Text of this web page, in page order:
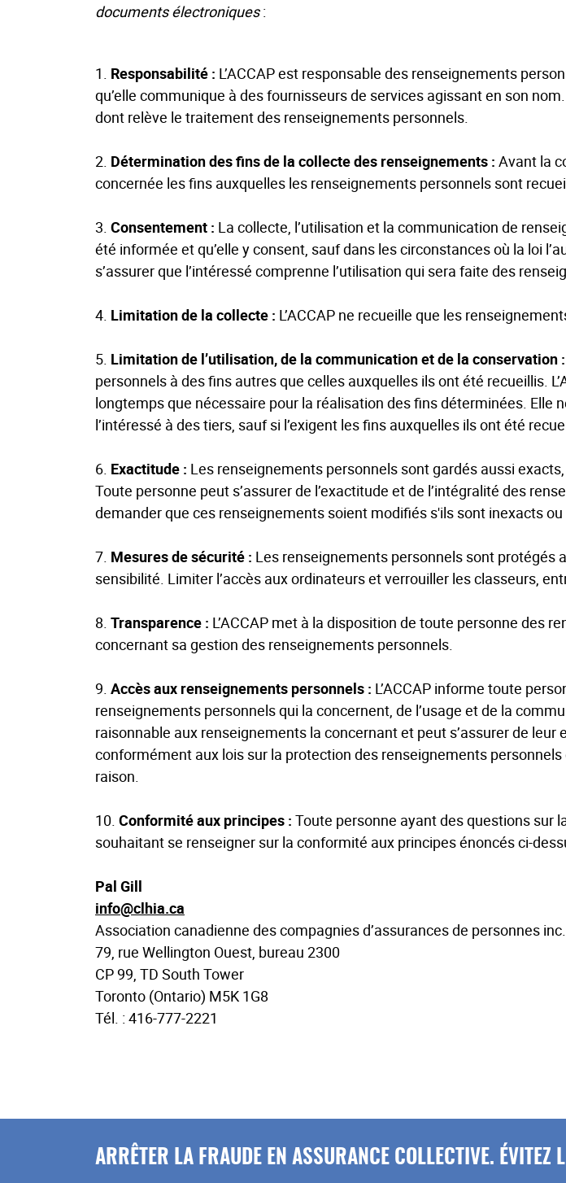
documents électroniques:
1. Responsabilité : L’ACCAP est responsable des renseignements
qu’elle communique à des fournisseurs de services agissant en son
dont relève le traitement des renseignements personnels.
2. Détermination des fins de la collecte des renseignements : Avant la
concernée les fins auxquelles les renseignements personnels sont
3. Consentement : La collecte, l’utilisation et la communication de
été informée et qu’elle y consent, sauf dans les circonstances où la loi
s’assurer que l’intéressé comprenne l’utilisation qui sera faite des
4. Limitation de la collecte : L’ACCAP ne recueille que les
5. Limitation de l’utilisation, de la communication et de la conservation :
personnels à des fins autres que celles auxquelles ils ont été recueillis.
longtemps que nécessaire pour la réalisation des fins déterminées.
l’intéressé à des tiers, sauf si l’exigent les fins auxquelles ils ont été
6. Exactitude : Les renseignements personnels sont gardés aussi
Toute personne peut s’assurer de l’exactitude et de l’intégralité des
demander que ces renseignements soient modifiés s'ils sont inexacts
7. Mesures de sécurité : Les renseignements personnels sont protégés
sensibilité. Limiter l’accès aux ordinateurs et verrouiller les classeurs,
8. Transparence : L’ACCAP met à la disposition de toute personne des
concernant sa gestion des renseignements personnels.
9. Accès aux renseignements personnels : L’ACCAP informe toute
renseignements personnels qui la concernent, de l’usage et de la
raisonnable aux renseignements la concernant et peut s’assurer de
conformément aux lois sur la protection des renseignements personnels
raison.
10. Conformité aux principes : Toute personne ayant des questions sur
souhaitant se renseigner sur la conformité aux principes énoncés ci-
Pal Gill
info@clhia.ca
Association canadienne des compagnies d’assurances de personnes inc.
79, rue Wellington Ouest, bureau 2300
CP 99, TD South Tower
Toronto (Ontario) M5K 1G8
Tél. : 416-777-2221
ARRÊTER LA FRAUDE EN ASSURANCE COLLECTIVE. ÉVITEZ